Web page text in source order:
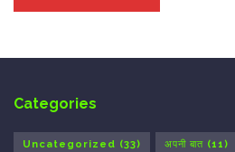
Categories
Uncategorized (33) अपनी बात (11)